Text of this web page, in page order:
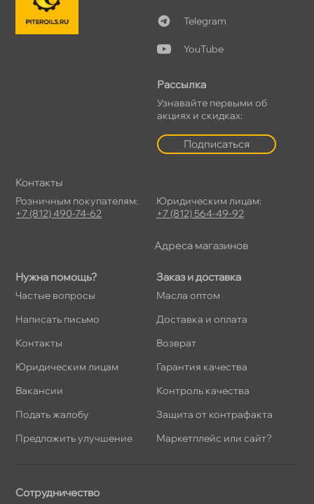
Нужна помощь?
Частые вопросы
Написать письмо
Контакты
Юридическим лицам
акансии
Подать жалобу
Предложить улучшение
Заказ и доставка
Масла оптом
Доставка и оплата
озврат
Гарантия качества
Контроль качества
Защита от контрафакта
Маркетплейс или сайт?
Telegram
YouTube
Рассылка
Узнавайте первыми о
акциях и скидках:
Подписаться
Сотрудничество
Контакты
Розничным покупателям:
+7 (812) 490-74-62
Юридическим лицам:
+7 (812) 564-49-92
Адреса магазино